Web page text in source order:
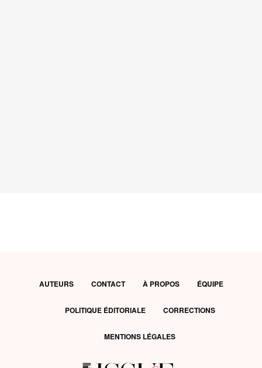
AUTEURS CONTACT À PROPOS ÉQUIPE
POLITIQUE ÉDITORIALE CORRECTIONS
MENTIONS LÉGALES